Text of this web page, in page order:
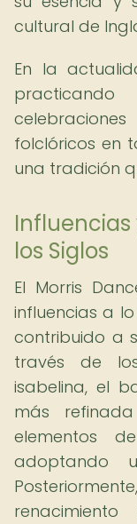
cultural de
En la
folclóricos en
una tradición
Influencias
los Siglos
El Morris
influencias a
contribuido a
través de
isabelina, el
más
elementos
adoptando